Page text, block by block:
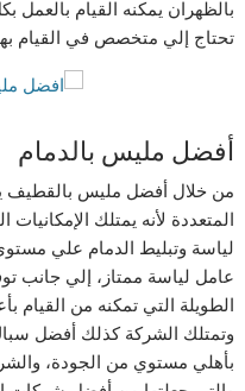
بالظهران يمكنه القيام بالعمل
تحتاج إلي متخصص في القيام
أفضل مليس بالدمام
من خلال أفضل مليس بالقطيف
المتعددة لأنه يمتلك
لياسة وتبليط الدمام علي
عامل لياسة ممتاز، إلي جانب
الطويلة التي تمكنه من القيام
وتمتلك الشركة كذلك أفضل
بأهلي مستوي من الجودة،